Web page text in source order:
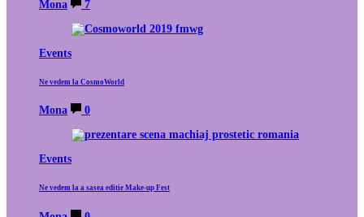
Mona 7
Events
Ne vedem la CosmoWorld
Mona 0
Events
Ne vedem la a sasea editie Make-up Fest